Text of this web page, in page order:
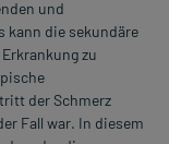
und
kann die sekundäre
zu
der Schmerz
Fall war. In diesem